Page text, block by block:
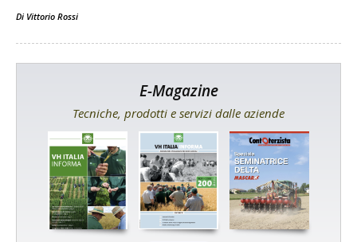
Di Vittorio Rossi
E-Magazine
Tecniche, prodotti e servizi dalle aziende